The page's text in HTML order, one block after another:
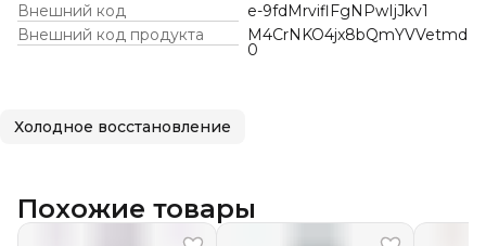
Внешний код
e-9fdMrviflFgNPwIjJkv1
Внешний код продукта
M4CrNKO4jx8bQmYVVetmd
0
Холодное восстановление
Похожие товары